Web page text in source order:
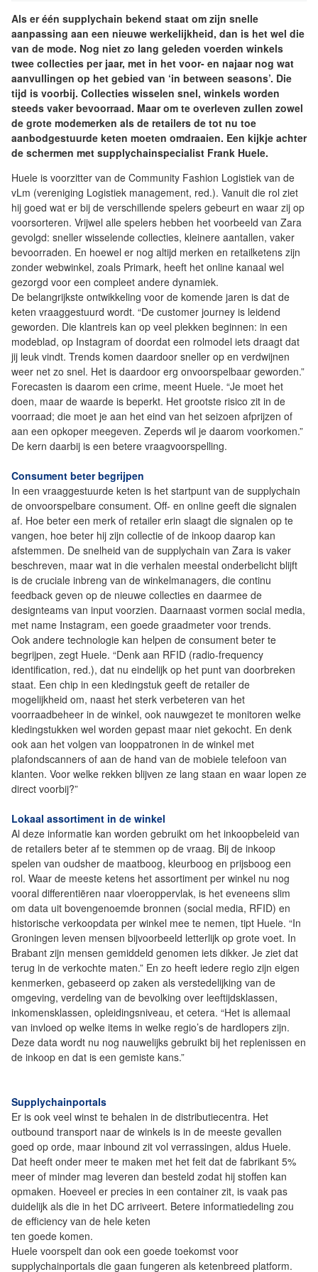
Als er één supplychain bekend staat om zijn snelle
aanpassing aan een nieuwe werkelijkheid, dan is het wel die
van de mode. Nog niet zo lang geleden voerden winkels
twee collecties per jaar, met in het voor- en najaar nog wat
aanvullingen op het gebied van ‘in between seasons’. Die
tijd is voorbij. Collecties wisselen snel, winkels worden
steeds vaker bevoorraad. Maar om te overleven zullen zowel
de grote modemerken als de retailers de tot nu toe
aanbodgestuurde keten moeten omdraaien. Een kijkje achter
de schermen met supplychainspecialist Frank Huele.
Huele is voorzitter van de Community Fashion Logistiek van de
vLm (vereniging Logistiek management, red.). Vanuit die rol ziet
hij goed wat er bij de verschillende spelers gebeurt en waar zij op
voorsorteren. Vrijwel alle spelers hebben het voorbeeld van Zara
gevolgd: sneller wisselende collecties, kleinere aantallen, vaker
bevoorraden. En hoewel er nog altijd merken en retailketens zijn
zonder webwinkel, zoals Primark, heeft het online kanaal wel
gezorgd voor een compleet andere dynamiek.
De belangrijkste ontwikkeling voor de komende jaren is dat de
keten vraaggestuurd wordt. “De customer journey is leidend
geworden. Die klantreis kan op veel plekken beginnen: in een
modeblad, op Instagram of doordat een rolmodel iets draagt dat
jij leuk vindt. Trends komen daardoor sneller op en verdwijnen
weer net zo snel. Het is daardoor erg onvoorspelbaar geworden.”
Forecasten is daarom een crime, meent Huele. “Je moet het
doen, maar de waarde is beperkt. Het grootste risico zit in de
voorraad; die moet je aan het eind van het seizoen afprijzen of
aan een opkoper meegeven. Zeperds wil je daarom voorkomen.”
De kern daarbij is een betere vraagvoorspelling.
Consument beter begrijpen
In een vraaggestuurde keten is het startpunt van de supplychain
de onvoorspelbare consument. Off- en online geeft die signalen
af. Hoe beter een merk of retailer erin slaagt die signalen op te
vangen, hoe beter hij zijn collectie of de inkoop daarop kan
afstemmen. De snelheid van de supplychain van Zara is vaker
beschreven, maar wat in die verhalen meestal onderbelicht blijft
is de cruciale inbreng van de winkelmanagers, die continu
feedback geven op de nieuwe collecties en daarmee de
designteams van input voorzien. Daarnaast vormen social media,
met name Instagram, een goede graadmeter voor trends.
Ook andere technologie kan helpen de consument beter te
begrijpen, zegt Huele. “Denk aan RFID (radio-frequency
identification, red.), dat nu eindelijk op het punt van doorbreken
staat. Een chip in een kledingstuk geeft de retailer de
mogelijkheid om, naast het sterk verbeteren van het
voorraadbeheer in de winkel, ook nauwgezet te monitoren welke
kledingstukken wel worden gepast maar niet gekocht. En denk
ook aan het volgen van looppatronen in de winkel met
plafondscanners of aan de hand van de mobiele telefoon van
klanten. Voor welke rekken blijven ze lang staan en waar lopen ze
direct voorbij?”
Lokaal assortiment in de winkel
Al deze informatie kan worden gebruikt om het inkoopbeleid van
de retailers beter af te stemmen op de vraag. Bij de inkoop
spelen van oudsher de maatboog, kleurboog en prijsboog een
rol. Waar de meeste ketens het assortiment per winkel nu nog
vooral differentiëren naar vloeroppervlak, is het eveneens slim
om data uit bovengenoemde bronnen (social media, RFID) en
historische verkoopdata per winkel mee te nemen, tipt Huele. “In
Groningen leven mensen bijvoorbeeld letterlijk op grote voet. In
Brabant zijn mensen gemiddeld genomen iets dikker. Je ziet dat
terug in de verkochte maten.” En zo heeft iedere regio zijn eigen
kenmerken, gebaseerd op zaken als verstedelijking van de
omgeving, verdeling van de bevolking over leeftijdsklassen,
inkomensklassen, opleidingsniveau, et cetera. “Het is allemaal
van invloed op welke items in welke regio’s de hardlopers zijn.
Deze data wordt nu nog nauwelijks gebruikt bij het replenissen en
de inkoop en dat is een gemiste kans.”
Supplychainportals
Er is ook veel winst te behalen in de distributiecentra. Het
outbound transport naar de winkels is in de meeste gevallen
goed op orde, maar inbound zit vol verrassingen, aldus Huele.
Dat heeft onder meer te maken met het feit dat de fabrikant 5%
meer of minder mag leveren dan besteld zodat hij stoffen kan
opmaken. Hoeveel er precies in een container zit, is vaak pas
duidelijk als die in het DC arriveert. Betere informatiedeling zou
de efficiency van de hele keten
ten goede komen.
Huele voorspelt dan ook een goede toekomst voor
supplychainportals die gaan fungeren als ketenbreed platform.